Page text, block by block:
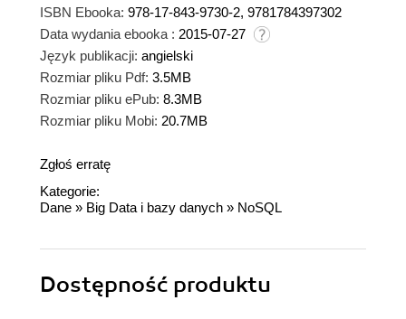
ISBN Ebooka: 978-17-843-9730-2, 9781784397302
Data wydania ebooka : 2015-07-27
Język publikacji: angielski
Rozmiar pliku Pdf: 3.5MB
Rozmiar pliku ePub: 8.3MB
Rozmiar pliku Mobi: 20.7MB
Zgłoś erratę
Kategorie:
Dane » Big Data i bazy danych » NoSQL
Dostępność produktu